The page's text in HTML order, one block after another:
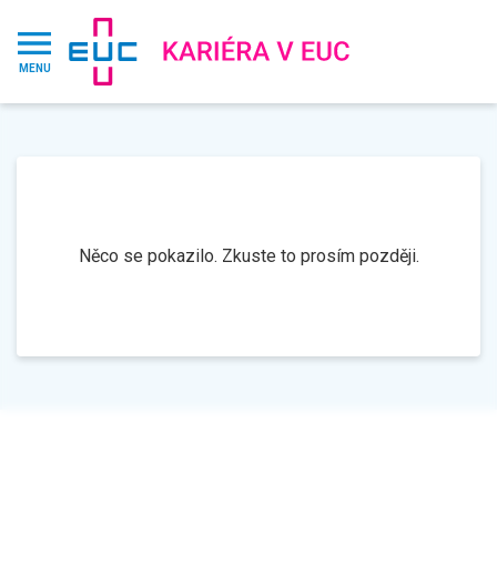
MENU
Něco se pokazilo. Zkuste to prosím později.